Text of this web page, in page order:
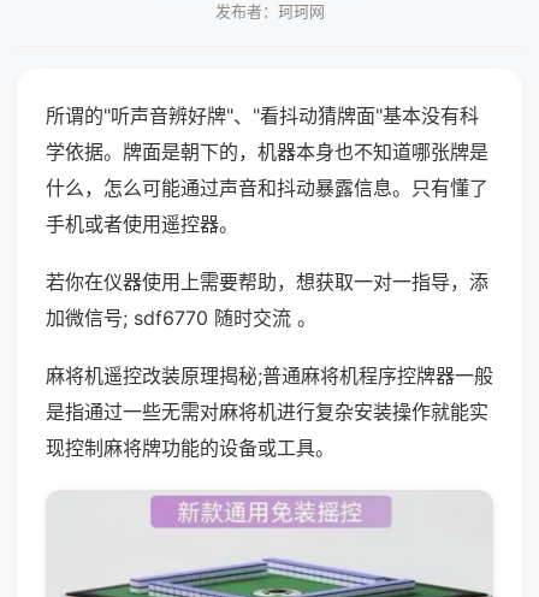
发布者：珂珂网
所谓的"听声音辨好牌"、"看抖动猜牌面"基本没有科
学依据。牌面是朝下的，机器本身也不知道哪张牌是
什么，怎么可能通过声音和抖动暴露信息。只有懂了
手机或者使用遥控器。
若你在仪器使用上需要帮助，想获取一对一指导，添
加微信号; sdf6770 随时交流 。
麻将机遥控改装原理揭秘;普通麻将机程序控牌器一般
是指通过一些无需对麻将机进行复杂安装操作就能实
现控制麻将牌功能的设备或工具。